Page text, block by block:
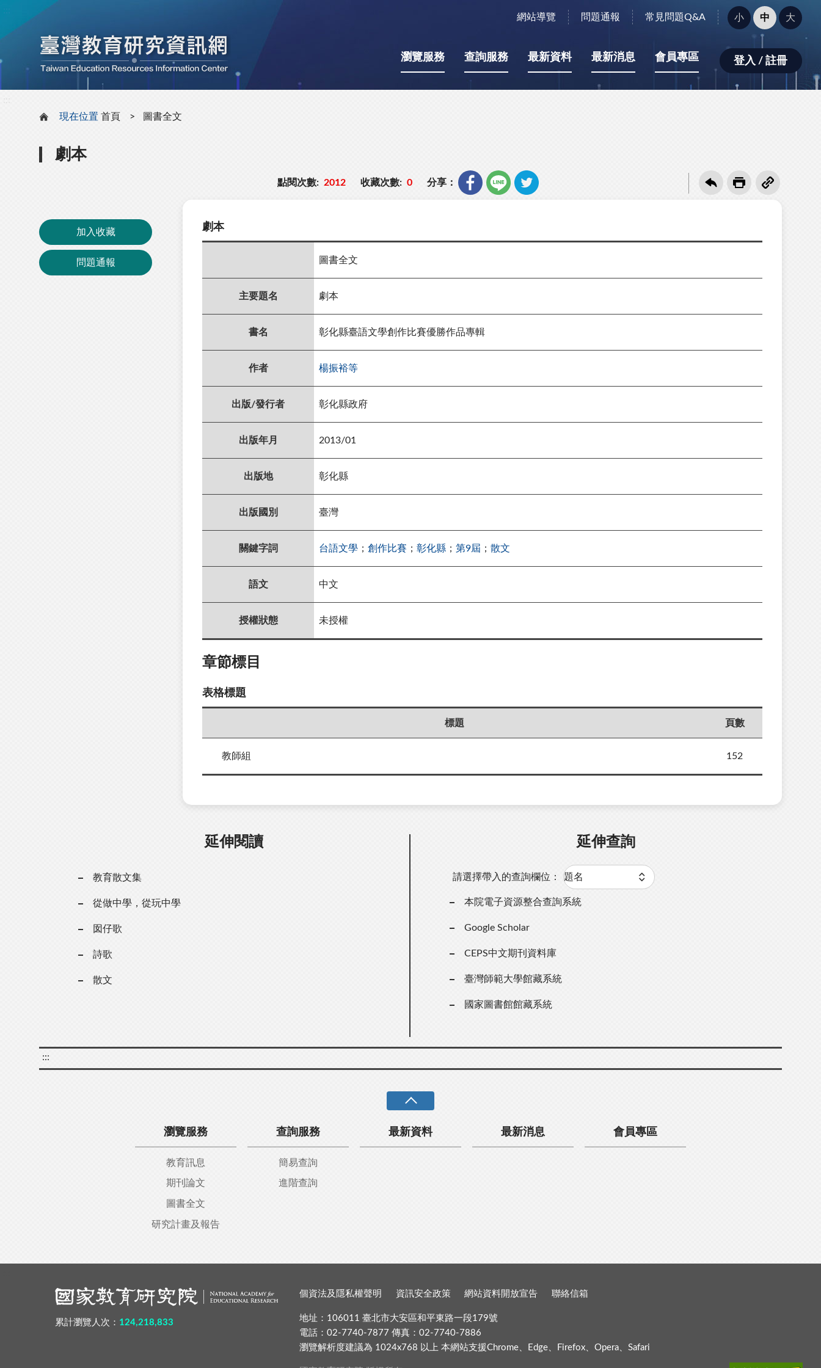
網站導覽 問題通報 常見問題Q&A
字
型
小：
小 中 大
瀏覽服務 查詢服務 最新資料 最新消息 會員專區 登入 / 註冊
現在位置 首頁 圖書全文
劇本
點閱次數: 2012 收藏次數: 0 分享：
加入收藏
問題通報
劇本
圖書全文
主要題名 劇本
書名 彰化縣臺語文學創作比賽優勝作品專輯
作者 楊振裕等
出版/發行者 彰化縣政府
出版年月 2013/01
出版地 彰化縣
出版國別 臺灣
關鍵字詞 台語文學 ； 創作比賽 ； 彰化縣 ； 第9屆 ； 散文
語文 中文
授權狀態 未授權
章節標目
表格標題
標題 頁數
教師組 152
延伸閱讀
教育散文集
從做中學，從玩中學
囡仔歌
詩歌
散文
延伸查詢
請選擇帶入的查詢欄位：
本院電子資源整合查詢系統
Google Scholar
CEPS中文期刊資料庫
臺灣師範大學館藏系統
國家圖書館館藏系統
:::
瀏覽服務
教育訊息
期刊論文
圖書全文
研究計畫及報告
查詢服務
簡易查詢
進階查詢
最新資料 最新消息 會員專區
累計瀏覽人次： 124,218,833
個資法及隱私權聲明 資訊安全政策 網站資料開放宣告 聯絡信箱
地址：106011 臺北市大安區和平東路一段179號
電話：02-7740-7877 傳真：02-7740-7886
瀏覽解析度建議為 1024x768 以上 本網站支援Chrome、Edge、Firefox、Opera、Safari